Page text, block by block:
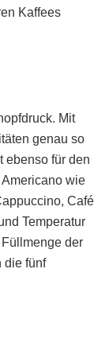
Kaffees
Mit
genau so
ebenso für den
wie
Café
Temperatur
der
die fünf